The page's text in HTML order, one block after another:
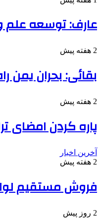
عارف: توسعه علم
2 هفته پیش
بقائی: بحران یمن
2 هفته پیش
پاره کردن امضای
آخرین اخبار
2 هفته پیش
فروش مستقیم لوله
2 روز پیش